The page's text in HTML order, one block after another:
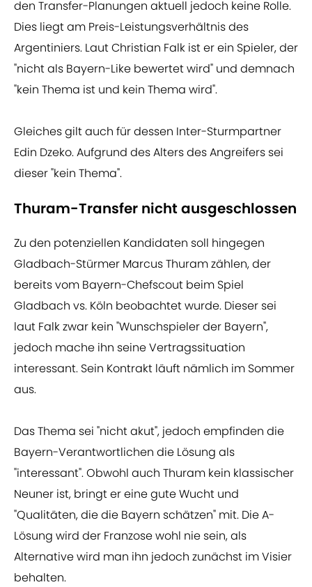
den Transfer-Planungen aktuell jedoch keine Rolle.
Dies liegt am Preis-Leistungsverhältnis des
Argentiniers. Laut Christian Falk ist er ein Spieler, der
"nicht als Bayern-Like bewertet wird" und demnach
"kein Thema ist und kein Thema wird".
Gleiches gilt auch für dessen Inter-Sturmpartner
Edin Dzeko. Aufgrund des Alters des Angreifers sei
dieser "kein Thema".
Thuram-Transfer nicht ausgeschlossen
Zu den potenziellen Kandidaten soll hingegen
Gladbach-Stürmer Marcus Thuram zählen, der
bereits vom Bayern-Chefscout beim Spiel
Gladbach vs. Köln beobachtet wurde. Dieser sei
laut Falk zwar kein "Wunschspieler der Bayern",
jedoch mache ihn seine Vertragssituation
interessant. Sein Kontrakt läuft nämlich im Sommer
aus.
Das Thema sei "nicht akut", jedoch empfinden die
Bayern-Verantwortlichen die Lösung als
"interessant". Obwohl auch Thuram kein klassischer
Neuner ist, bringt er eine gute Wucht und
"Qualitäten, die die Bayern schätzen" mit. Die A-
Lösung wird der Franzose wohl nie sein, als
Alternative wird man ihn jedoch zunächst im Visier
behalten.